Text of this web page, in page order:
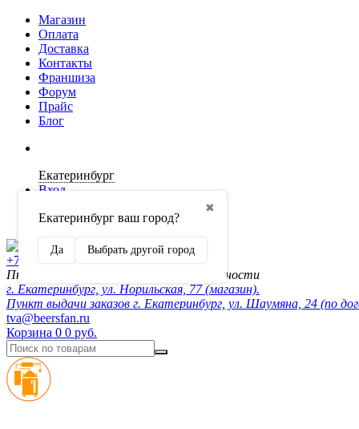
Магазин
Оплата
Доставка
Контакты
Франшиза
Форум
Прайс
Блог
Екатеринбург
✖
Екатеринбург ваш город?
Да Выбрать другой город
Вход
Регистрация
+7 (902) 872-54-70
Пн-Пт 10:00-20:00, сб-вск по договорённости
г. Екатеринбург, ул. Норильская, 77 (магазин).
Пункт выдачи заказов г. Екатеринбург, ул. Шаумяна, 24 (по
tva@beersfan.ru
Корзина 0 0 руб.